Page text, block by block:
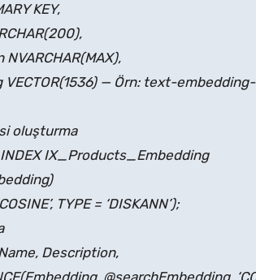
KEY,
VECTOR(1536) — Örn: text-
oluşturma
INDEX IX_Products_Embedding
TYPE = ‘DISKANN’);
Description,
@searchEmbedding,